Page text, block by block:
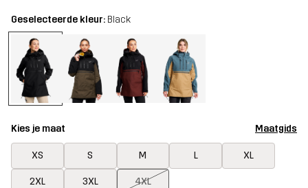
Geselecteerde kleur: Black
Kies je maat Maatgids
XS S M L XL
2XL 3XL 4XL